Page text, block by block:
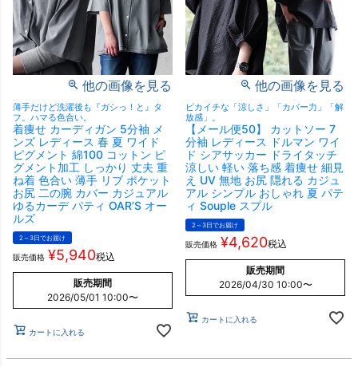
他の画像を見る
薄手だけど洗濯後も『ガシっ！と』タ
フ。ハマる色合い。
着痩せ カーディガン 5分袖 メ
ンズ レディース 春 夏 ワイド
ピグメント 綿100 コットン ピ
グメント加工 しっかり 丈夫 重
ね着 色合い 薄手 リブ ポケット
お尻 二の腕 カバー カジュアル
ゆるカーデ パティ OAR’S オー
ルズ
2～3日でお届け
販売価格 ¥5,940税込
販売期間
2026/05/01 10:00〜
カートに入れる
他の画像を見る
ピカイチな「涼しさ」「カバー力」「解
放感」。
【メール便50】 カットソー 7
分袖 レディース ドルマン ワイ
ド シアサッカー ドライタッチ
涼しい 軽い 落ち感 着痩せ 細見
え UV 無地 お尻 隠れる カジュ
アル シンプル おしゃれ 夏 パテ
ィ Souple スプル
2～3日でお届け
販売価格 ¥4,620税込
販売期間
2026/04/30 10:00〜
カートに入れる